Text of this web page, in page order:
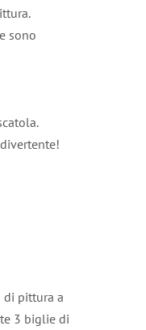
sono
di pittura a
3 biglie di